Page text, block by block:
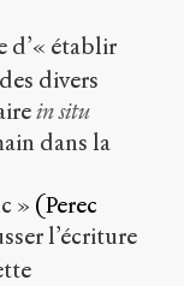
d’« établir
divers
in situ
dans la
» (Perec
l’écriture